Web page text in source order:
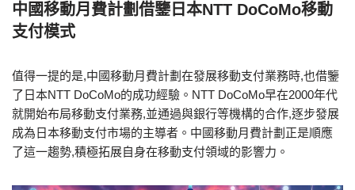
中國移動月費計劃借鑒日本NTT DoCoMo移動
支付模式
值得一提的是,中國移動月費計劃 在發展移動支付業務時,也借鑒
了日本NTT DoCoMo的成功經驗。NTT DoCoMo早在2000年代
就開始布局移動支付業務,並通過與銀行等機構的合作,逐步發展
成為日本移動支付市場的主導者。 中國移動月費計劃 正是順應
了這一趨勢,積極拓展自身在移動支付領域的影響力。